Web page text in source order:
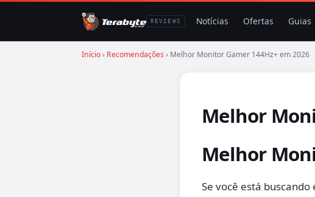
REVIEWS Notícias Ofertas Guias
Início› Recomendações› Melhor Monitor Gamer 144Hz+ em 2026
Melhor
Melhor
Se você está